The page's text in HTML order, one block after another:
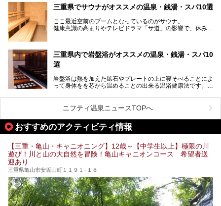
伊勢神宮を擁する伊勢志摩や、世界遺産に登録された熊野古
道をはじめ、鳥羽水族館、忍者の里・伊賀、鈴鹿サーキッ
ト、松坂牛に伊勢海老……と、観光＆グルメの宝庫です。
東からも西からも訪れやすい三重県には、ハイクオリティな
スーパー銭湯がたくさん！お風呂も食事もコスパもいい、お
三重県でサウナがオススメの温泉・銭湯・スパ10選
ここ最近空前のブームとなっているのがサウナ。
健康意識の高まりやテレビドラマ「サ道」の影響で、休みの
いサウナのある温泉や銭湯、スパをご紹介。
気軽に立ち寄れてリラックス効果の高いサウナで、日頃の疲
れをリフレッシュしませんか？
三重県内で岩盤浴がオススメの温泉・銭湯・スパ10
選
岩盤浴は熱を加えた鉱石やプレートの上に寝そべることによ
って身体をを芯から温めることの出来る温浴健康法です。じ
果だけではなく、代謝が高まり健康や美容にも良い影響が期
待できます。今回はそんな岩盤浴にこだわった、三重県内の
オススメ温泉・銭湯・スパ10ヶ所を紹介させていただきま
す。
ニフティ温泉ニュースTOPへ
おすすめのアクティビティ情報
【三重・亀山・キャニオニング】12歳～【中学生以上】極限の川
遊び！川と山の大自然を冒険！亀山キャニオンコース 希望者送
迎あり
三重県亀山市安坂山町１１９１−１８